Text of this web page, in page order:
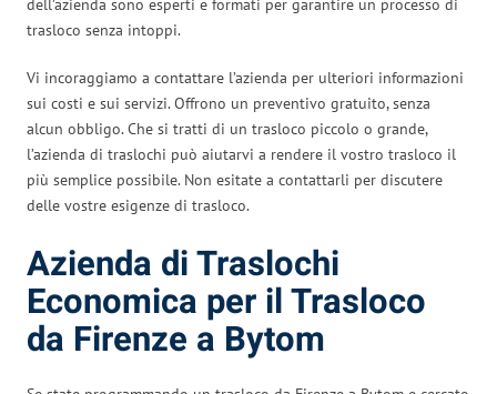
dell’azienda sono esperti e formati per garantire un processo di
trasloco senza intoppi.
Vi incoraggiamo a contattare l’azienda per ulteriori informazioni
sui costi e sui servizi. Offrono un preventivo gratuito, senza
alcun obbligo. Che si tratti di un trasloco piccolo o grande,
l’azienda di traslochi può aiutarvi a rendere il vostro trasloco il
più semplice possibile. Non esitate a contattarli per discutere
delle vostre esigenze di trasloco.
Azienda di Traslochi
Economica per il Trasloco
da Firenze a Bytom